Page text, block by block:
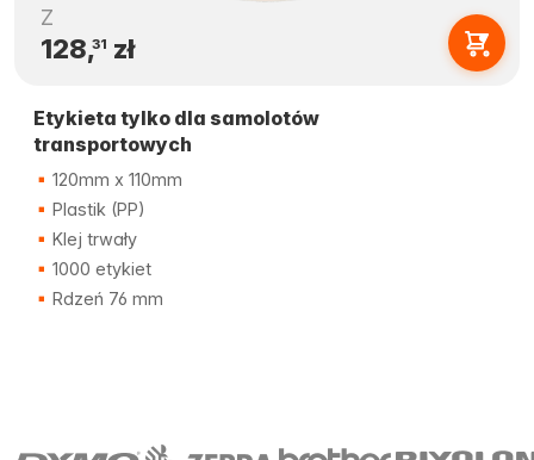
Z
128,31 zł
Etykieta tylko dla samolotów
transportowych
120mm x 110mm
Plastik (PP)
Klej trwały
1000 etykiet
Rdzeń 76 mm